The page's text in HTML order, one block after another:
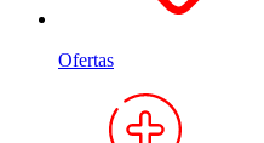
Ofertas